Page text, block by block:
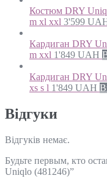
Костюм DRY
m xl xxl 3'599
Кардиган DRY
m xxl 1'849 UAH
Кардиган DRY
xs s l 1'849 UAH
Відгуки
Відгуків немає.
Будьте первым, кто
Uniqlo (481246)”